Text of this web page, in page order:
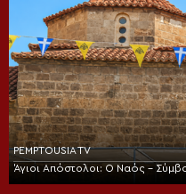
PEMPTOUSIA TV
Άγιοι Απόστολοι: Ο Ναός –